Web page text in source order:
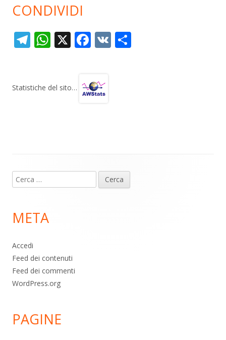
CONDIVIDI
T
gr
W
s
X F
b
V
Statistiche del sito…
piè
pagina
Ricerca
per:
META
Accedi
Feed dei contenuti
Feed dei commenti
WordPress.org
PAGINE